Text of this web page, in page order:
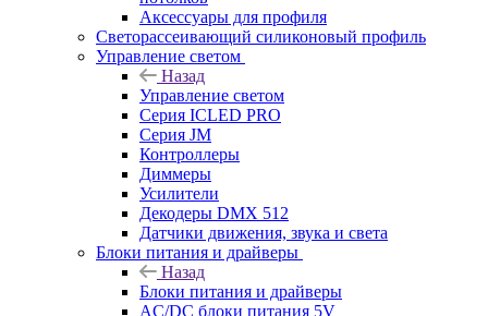
Аксессуары для профиля
Светорассеивающий силиконовый профиль
Управление светом
Назад
Управление светом
Серия ICLED PRO
Серия JM
Контроллеры
Диммеры
Усилители
Декодеры DMX 512
Датчики движения, звука и света
Блоки питания и драйверы
Назад
Блоки питания и драйверы
AC/DC блоки питания 5V